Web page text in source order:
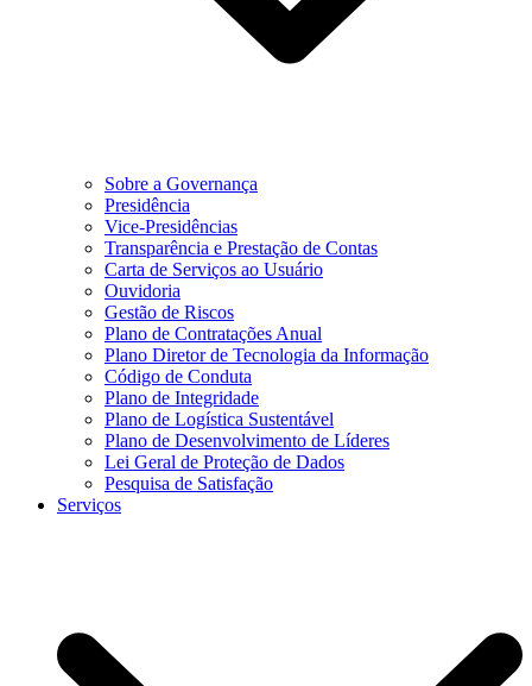
Sobre a Governança
Presidência
Vice-Presidências
Transparência e Prestação de Contas
Carta de Serviços ao Usuário
Ouvidoria
Gestão de Riscos
Plano de Contratações Anual
Plano Diretor de Tecnologia da Informação
Código de Conduta
Plano de Integridade
Plano de Logística Sustentável
Plano de Desenvolvimento de Líderes
Lei Geral de Proteção de Dados
Pesquisa de Satisfação
Serviços